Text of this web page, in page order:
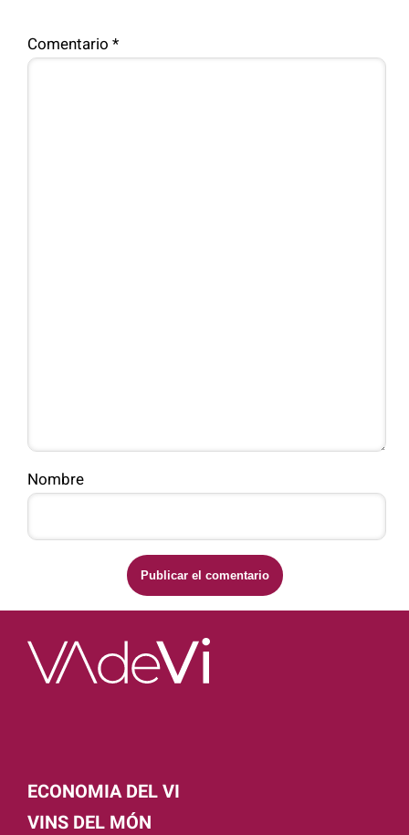
Comentario *
Nombre
ECONOMIA DEL VI
VINS DEL MÓN